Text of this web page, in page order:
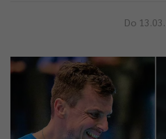
Do